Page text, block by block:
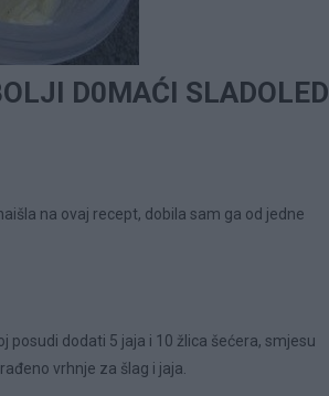
D0MAĆI SLADOLED
na ovaj recept, dobila sam ga od jedne
posudi dodati 5 jaja i 10 žlica šećera, smjesu
vrhnje za šlag i jaja.